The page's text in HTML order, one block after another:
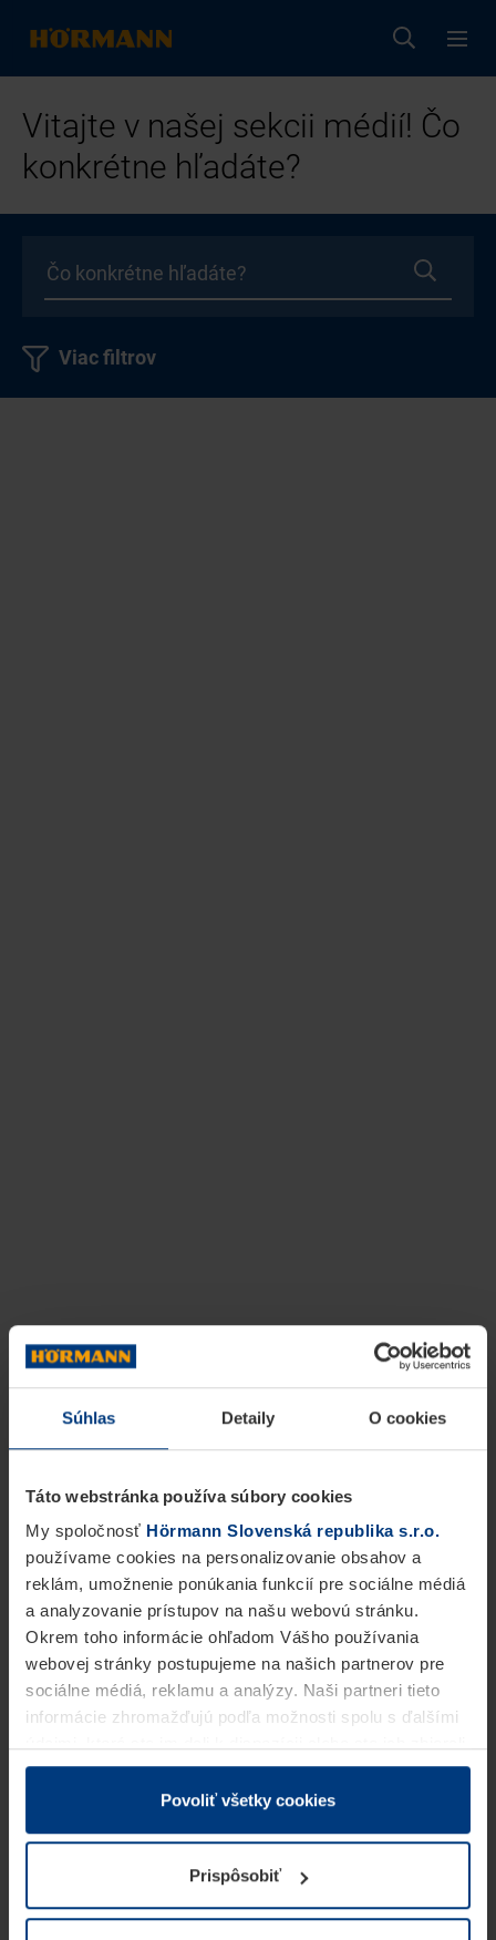
Súhlas Detaily O cookies
Táto webstránka používa súbory cookies
My spoločnosť Hörmann Slovenská republika s.r.o.
používame cookies na personalizovanie obsahov a
reklám, umožnenie ponúkania funkcií pre sociálne médiá
a analyzovanie prístupov na našu webovú stránku.
Okrem toho informácie ohľadom Vášho používania
webovej stránky postupujeme na našich partnerov pre
sociálne médiá, reklamu a analýzy. Naši partneri tieto
informácie zhromažďujú podľa možnosti spolu s ďalšími
v rámci Vášho využívania služieb.
Z právneho hľadiska môžeme cookies ukladať na Vašom
prevádzku tejto stránky. Pre všetky ostatné typy cookie
potrebujeme Vaše povolenie. Vaše povolenie môžete
kedykoľvek zmeniť alebo odvolať vo vysvetlení cookie
Povoliť všetky cookies
Prispôsobiť
Vitajte v našej sekcii médií! Čo
konkrétne hľadáte?
Viac filtrov